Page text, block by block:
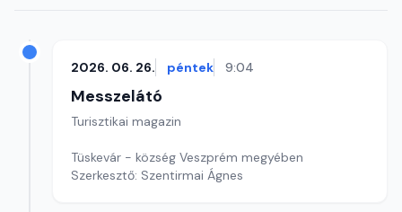
2026. 06. 26. péntek 9:04
Messzelátó
Turisztikai magazin
Tüskevár - község Veszprém megyében
Szerkesztő: Szentirmai Ágnes